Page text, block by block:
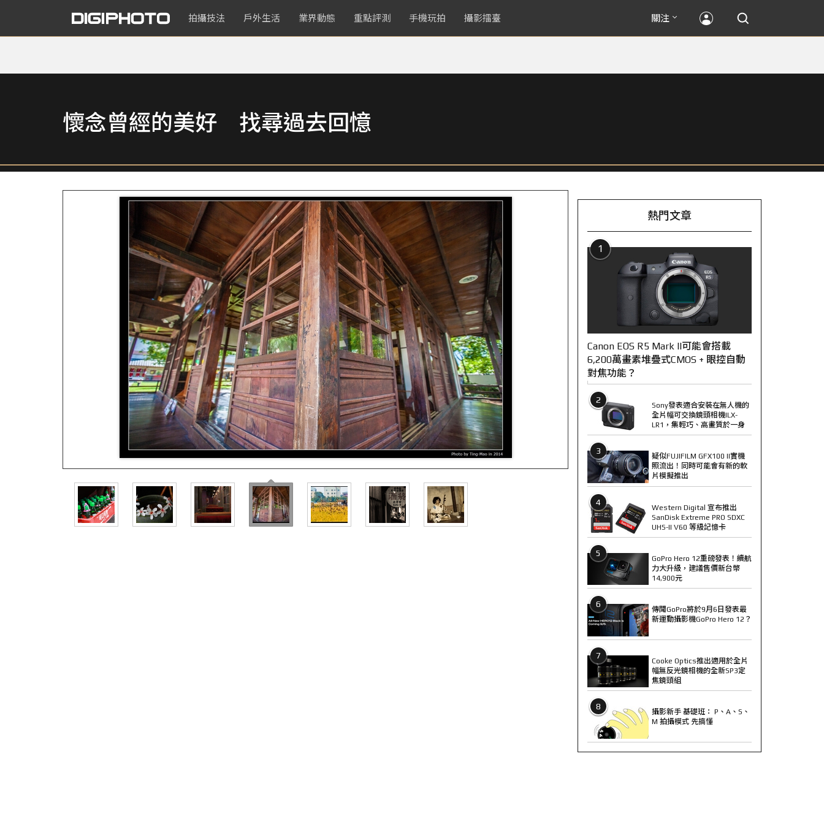
拍攝技法 戶外生活 業界動態 重點評測 手機玩拍 攝影擂臺 關注
懷念曾經的美好 找尋過去回憶
熱門文章
1
Canon EOS R5 Mark II可能會搭載
6,200萬畫素堆疊式CMOS + 眼控自動
對焦功能？
2
Sony發表適合安裝在無人機的
全片幅可交換鏡頭相機ILX-
LR1，集輕巧、高畫質於一身
3
疑似FUJIFILM GFX100 II實機
照流出！同時可能會有新的軟
片模擬推出
4
Western Digital 宣布推出
SanDisk Extreme PRO SDXC
UHS-II V60 等級記憶卡
5
GoPro Hero 12重磅發表！續航
力大升級，建議售價新台幣
14,900元
6
傳聞GoPro將於9月6日發表最
新運動攝影機GoPro Hero 12？
7
Cooke Optics推出適用於全片
幅無反光鏡相機的全新SP3定
焦鏡頭組
8
攝影新手 基礎班： P、A、S、
M 拍攝模式 先搞懂